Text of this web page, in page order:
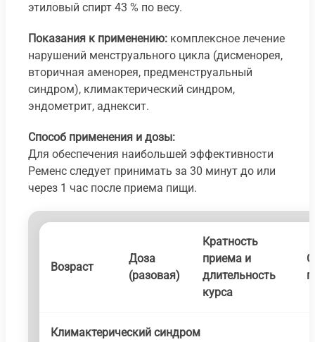
этиловый спирт 43 % по весу.
Показания к применению: комплексное лечение
нарушений менструального цикла (дисменорея,
вторичная аменорея, предменструальный
синдром), климактерический синдром,
эндометрит, аднексит.
Способ применения и дозы:
Для обеспечения наибольшей эффективности
Ременс следует принимать за 30 минут до или
через 1 час после приема пищи.
Возраст
Доза
(разовая)
Кратность
приема и
длительность
курса
Климактерический синдром